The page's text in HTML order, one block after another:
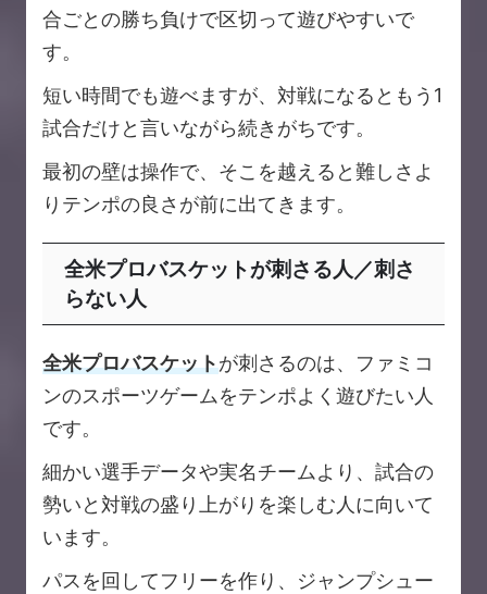
合ごとの勝ち負けで区切って遊びやすいで
す。
短い時間でも遊べますが、対戦になるともう1
試合だけと言いながら続きがちです。
最初の壁は操作で、そこを越えると難しさよ
りテンポの良さが前に出てきます。
全米プロバスケットが刺さる人／刺さ
らない人
全米プロバスケットが刺さるのは、ファミコ
ンのスポーツゲームをテンポよく遊びたい人
です。
細かい選手データや実名チームより、試合の
勢いと対戦の盛り上がりを楽しむ人に向いて
います。
パスを回してフリーを作り、ジャンプシュー